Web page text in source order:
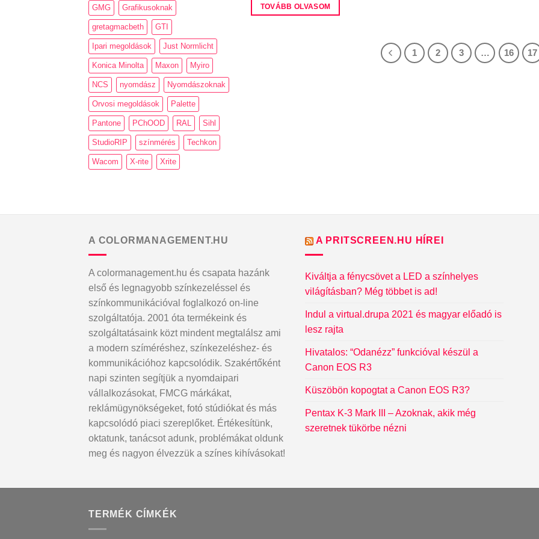
GMG Grafikusoknak
gretagmacbeth GTI
Ipari megoldások Just Normlicht
Konica Minolta Maxon Myiro
NCS nyomdász Nyomdászoknak
Orvosi megoldások Palette
Pantone PChOOD RAL Sihl
StudioRIP színmérés Techkon
Wacom X-rite Xrite
TOVÁBB OLVASOM
1 2 3 … 16 17
A COLORMANAGEMENT.HU
A colormanagement.hu és csapata hazánk
első és legnagyobb színkezeléssel és
színkommunikációval foglalkozó on-line
szolgáltatója. 2001 óta termékeink és
szolgáltatásaink közt mindent megtalálsz ami
a modern szíméréshez, színkezeléshez- és
kommunikációhoz kapcsolódik. Szakértőként
napi szinten segítjük a nyomdaipari
vállalkozásokat, FMCG márkákat,
reklámügynökségeket, fotó stúdiókat és más
kapcsolódó piaci szereplőket. Értékesítünk,
oktatunk, tanácsot adunk, problémákat oldunk
meg és nagyon élvezzük a színes kihívásokat!
A PRITSCREEN.HU HÍREI
Kiváltja a fénycsövet a LED a színhelyes
világításban? Még többet is ad!
Indul a virtual.drupa 2021 és magyar előadó is
lesz rajta
Hivatalos: “Odanézz” funkcióval készül a
Canon EOS R3
Küszöbön kopogtat a Canon EOS R3?
Pentax K-3 Mark III – Azoknak, akik még
szeretnek tükörbe nézni
TERMÉK CÍMKÉK